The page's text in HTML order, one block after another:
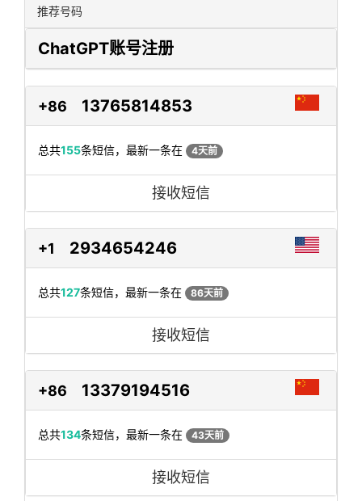
推荐号码
ChatGPT账号注册
+86 13765814853
总共155条短信，最新一条在 4天前
接收短信
+1 2934654246
总共127条短信，最新一条在 86天前
接收短信
+86 13379194516
总共134条短信，最新一条在 43天前
接收短信